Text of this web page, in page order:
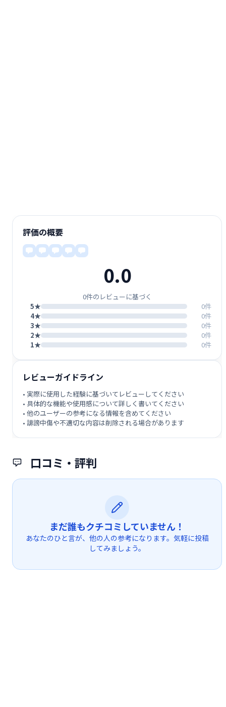
口コミ・評判
まだ誰もクチコミしていません！
あなたのひと言が、他の人の参考になります。気軽に投稿
してみましょう。
評価の概要
0.0
0件のレビューに基づく
5★
0件
4★
0件
3★
0件
2★
0件
1★
0件
レビューガイドライン
• 実際に使用した経験に基づいてレビューしてください
• 具体的な機能や使用感について詳しく書いてください
• 他のユーザーの参考になる情報を含めてください
• 誹謗中傷や不適切な内容は削除される場合があります